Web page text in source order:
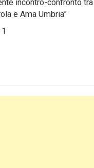
incontro-confronto
e Ama Umbria”